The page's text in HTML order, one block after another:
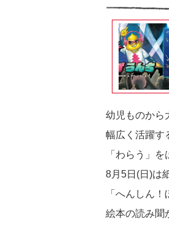
幼児ものから
幅広く活躍す
「わらう」
8月5日(日)は
「へんしん
絵本の読み聞